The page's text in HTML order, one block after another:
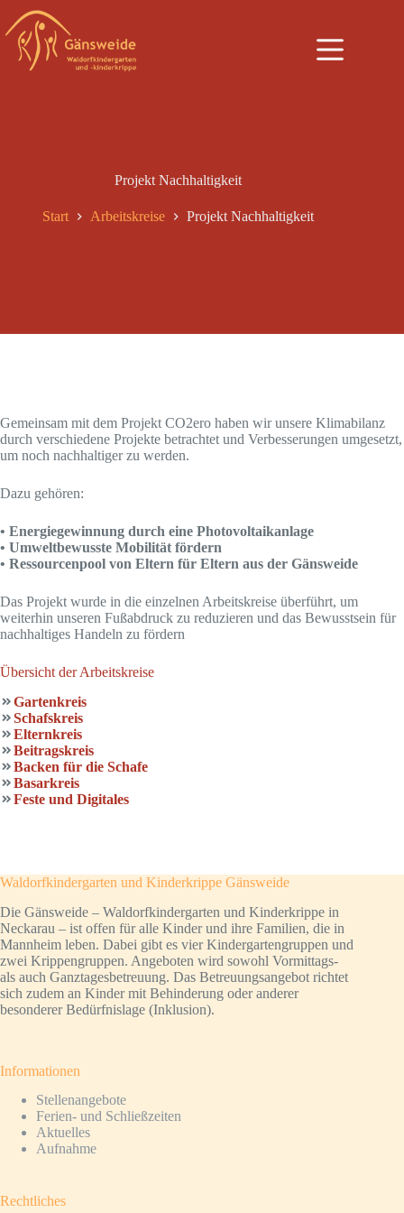
Inhalt
springen
Projekt Nachhaltigkeit
Start Arbeitskreise Projekt Nachhaltigkeit
Gemeinsam mit dem Projekt CO2ero haben wir unsere Klimabilanz
durch verschiedene Projekte betrachtet und Verbesserungen umgesetzt,
um noch nachhaltiger zu werden.
Dazu gehören:
• Energiegewinnung durch eine Photovoltaikanlage
• Umweltbewusste Mobilität fördern
• Ressourcenpool von Eltern für Eltern aus der Gänsweide
Das Projekt wurde in die einzelnen Arbeitskreise überführt, um
weiterhin unseren Fußabdruck zu reduzieren und das Bewusstsein für
nachhaltiges Handeln zu fördern
Übersicht der Arbeitskreise
Gartenkreis
Schafskreis
Elternkreis
Beitragskreis
Backen für die Schafe
Basarkreis
Feste und Digitales
Waldorfkindergarten und Kinderkrippe Gänsweide
Die Gänsweide – Waldorfkindergarten und Kinderkrippe in
Neckarau – ist offen für alle Kinder und ihre Familien, die in
Mannheim leben. Dabei gibt es vier Kindergartengruppen und
zwei Krippengruppen. Angeboten wird sowohl Vormittags-
als auch Ganztagesbetreuung. Das Betreuungsangebot richtet
sich zudem an Kinder mit Behinderung oder anderer
besonderer Bedürfnislage (Inklusion).
Informationen
Stellenangebote
Ferien- und Schließzeiten
Aktuelles
Aufnahme
Rechtliches